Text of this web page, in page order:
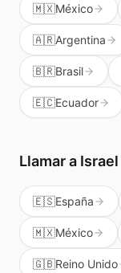
🇲🇽México
🇦🇷Argentina
🇧🇷Brasil
🇪🇨Ecuador
Llamar a Israel
🇪🇸España
🇲🇽México
🇬🇧Reino Unido